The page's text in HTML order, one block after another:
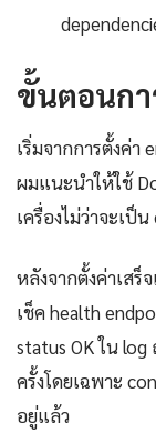
ขั้นตอนกา
เริ่มจากการตั้งค่า
ผมแนะนำให้ใช้
เครื่องไม่ว่าจะเป็
หลังจากตั้งค่าเสร็
เช็ค health
status OK ใน
ครั้งโดยเฉพาะ
อยู่แล้ว